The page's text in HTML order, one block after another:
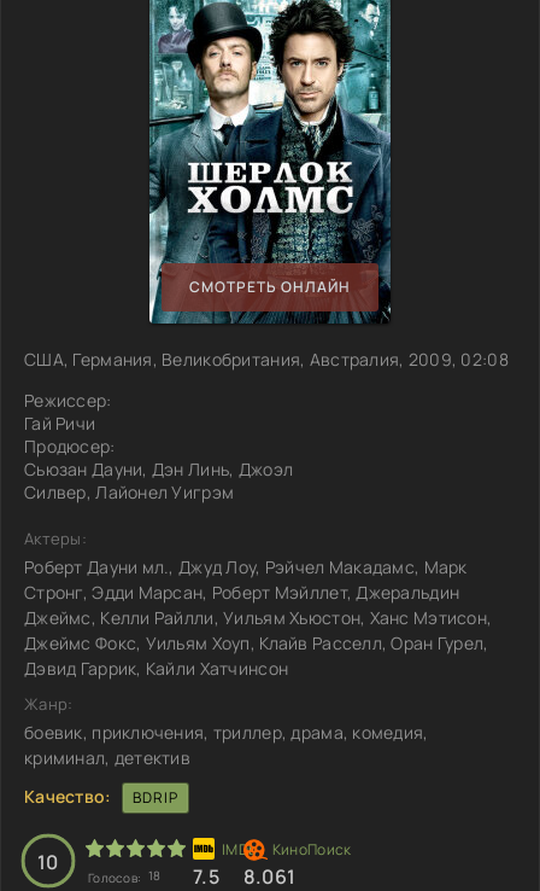
СМОТРЕТЬ ОНЛАЙН
США, Германия, Великобритания, Австралия, 2009, 02:08
Режиссер:
Гай Ричи
Продюсер:
Сьюзан Дауни, Дэн Линь, Джоэл
Силвер, Лайонел Уигрэм
Актеры:
Роберт Дауни мл., Джуд Лоу, Рэйчел Макадамс, Марк
Стронг, Эдди Марсан, Роберт Мэйллет, Джеральдин
Джеймс, Келли Райлли, Уильям Хьюстон, Ханс Мэтисон,
Джеймс Фокс, Уильям Хоуп, Клайв Расселл, Оран Гурел,
Дэвид Гаррик, Кайли Хатчинсон
Жанр:
боевик, приключения, триллер, драма, комедия,
криминал, детектив
Качество:
BDRIP
10
Голосов: 18 7.5 8.061